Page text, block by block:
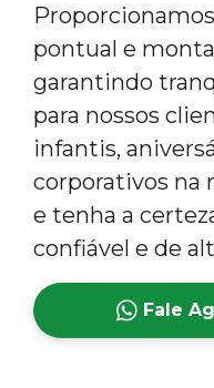
pontual e
garantindo
para nossos
infantis,
corporativos na
e tenha a
confiável e de
Fale